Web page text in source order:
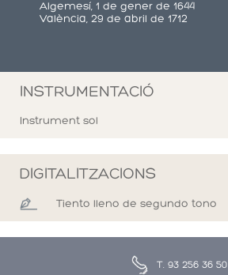
Algemesí, 1 de gener de 1644
València, 29 de abril de 1712
INSTRUMENTACIÓ
Instrument sol
DIGITALITZACIONS
Tiento lleno de segundo tono
T. 93 256 36 50